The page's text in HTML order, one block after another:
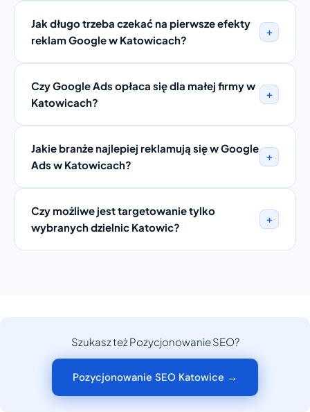
Jak długo trzeba czekać na pierwsze efekty
reklam Google w Katowicach?
+
Czy Google Ads opłaca się dla małej firmy w
Katowicach?
+
Jakie branże najlepiej reklamują się w Google
Ads w Katowicach?
+
Czy możliwe jest targetowanie tylko
wybranych dzielnic Katowic?
+
Szukasz też Pozycjonowanie SEO?
Pozycjonowanie SEO Katowice →